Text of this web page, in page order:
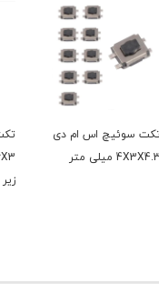
تکت سوئیچ اس ام دی
6X6X3 میلی متر پایه